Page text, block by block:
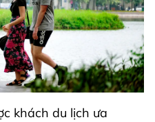
khách du lịch ưa